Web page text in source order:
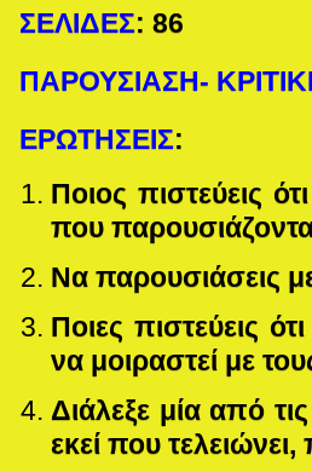
ΣΕΛΙΔΕΣ:86
ΠΑΡΟΥΣΙΑΣΗ-
ΕΡΩΤΗΣΕΙΣ:
Ποιος πιστεύεις
που
Να παρουσιάσεις
Ποιες πιστεύεις
να μοιραστεί με
Διάλεξε μία από
εκεί που